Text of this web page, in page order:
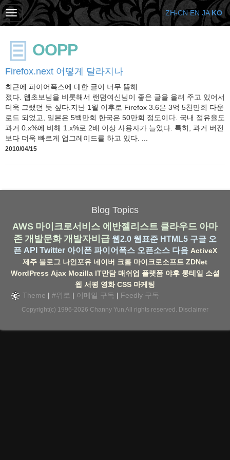
OOPP
Firefox.next 어떻게 달라지나
최근에 파이어폭스에 대한 글이 너무 뜸해
졌다. 웹초보님을 비롯해서 랜덤여신님이 좋은 글을 올려 주고 있어서
더욱 그랬던 듯 싶다.지난 1월 이후로 Firefox 3.6은 3억 5천만회 다운
로드 되었고, 일본은 5백만회 한국은 50만회 정도이다. 국내 점유율도
과거 0.x%에 비해 1.x%로 2배 이상 사용자가 늘었다. 특히, 과거 버전
보다 더욱 빠르게 업그레이드를 하고 있다. ...
2010/04/15
Blog Topics
AWS 마이크로서비스 에반젤리스트 클라우드 아마
존 개발문화 개발자비급 웹2.0 웹표준 HTML5 구글 오
픈 API Twitter 아이폰 파이어폭스 오픈소스 다음 ActiveX
제주 블로그 나인포유 네이버 크롬 마이크로소프트 ZDNet
WordPress Ajax Mozilla IT만담 매쉬업 플랫폼 야후 롱테일 소셜
웹 서평 영화 CSS 마케팅
Theme | #위로 | 이메일 구독 | Feedly 구독
Copyright(c) 1996-2026 Channy Yun All rights reserved. Disclaimer
ZH-CN EN JA KO